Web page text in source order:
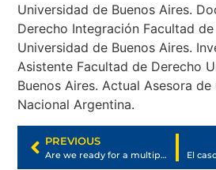
Universidad de Buenos Aires.
Derecho Integración Facultad
Universidad de Buenos Aires.
Asistente Facultad de Derecho
Buenos Aires. Actual Asesora de
Nacional Argentina.
PREVIOUS
Are we ready for a multipolar world order?